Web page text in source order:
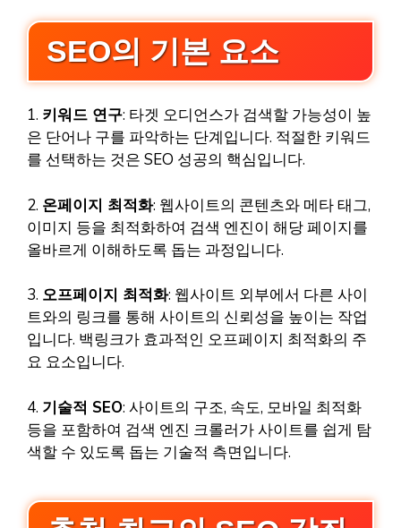
SEO의 기본 요소
1. 키워드 연구: 타겟 오디언스가 검색할 가능성이 높
은 단어나 구를 파악하는 단계입니다. 적절한 키워드
를 선택하는 것은 SEO 성공의 핵심입니다.
2. 온페이지 최적화: 웹사이트의 콘텐츠와 메타 태그,
이미지 등을 최적화하여 검색 엔진이 해당 페이지를
올바르게 이해하도록 돕는 과정입니다.
3. 오프페이지 최적화: 웹사이트 외부에서 다른 사이
트와의 링크를 통해 사이트의 신뢰성을 높이는 작업
입니다. 백링크가 효과적인 오프페이지 최적화의 주
요 요소입니다.
4. 기술적 SEO: 사이트의 구조, 속도, 모바일 최적화
등을 포함하여 검색 엔진 크롤러가 사이트를 쉽게 탐
색할 수 있도록 돕는 기술적 측면입니다.